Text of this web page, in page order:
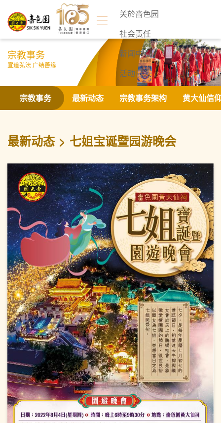
关於啬色园
社会责任
新闻中心
活动日志
联络我们
宗教事务
宣道弘法 广结善缘
宗教事务 最新动态 宗教事务架构 黄大仙信
最新动态 七姐宝诞暨园游晚会